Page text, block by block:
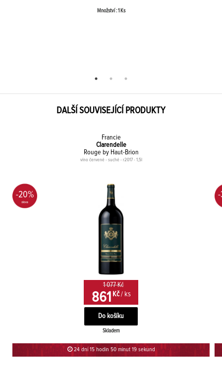
Množství : 1 Ks
DALŠÍ SOUVISEJÍCÍ PRODUKTY
Francie
Clarendelle
Rouge by Haut-Brion
víno červené - suché - r2017 - 1,5l
-20%
1 077 Kč
861 Kč / ks
Skladem
24 dní 15 hodin 50 minut 19 sekund